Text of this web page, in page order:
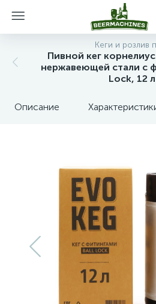
Кеги и розлив
Пивной кег
нержавеющей стали с
Lock, 12 л
Описание